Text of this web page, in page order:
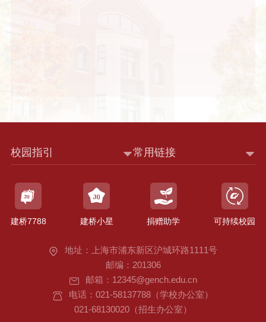
地址：上海市浦东新区沪城环路1111号
邮编：201306
邮箱：12345@gench.edu.cn
电话：021-58137788（学校办公室）
021-68130020（招生办公室）
校园指引 常用链接
建桥7788 建桥小星 捐赠助学 可持续校园